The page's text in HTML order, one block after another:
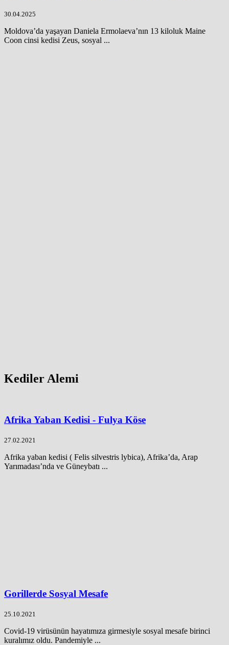
30.04.2025
Moldova’da yaşayan Daniela Ermolaeva’nın 13 kiloluk Maine
Coon cinsi kedisi Zeus, sosyal ...
Kediler Alemi
Afrika Yaban Kedisi - Fulya Köse
27.02.2021
Afrika yaban kedisi ( Felis silvestris lybica), Afrika’da, Arap
Yarımadası’nda ve Güneybatı ...
Gorillerde Sosyal Mesafe
25.10.2021
Covid-19 virüsünün hayatımıza girmesiyle sosyal mesafe birinci
kuralımız oldu. Pandemiyle ...